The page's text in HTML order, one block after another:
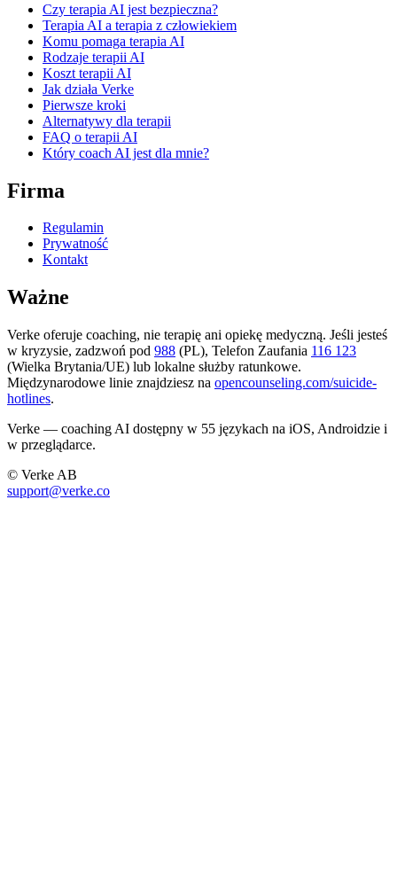
Czy terapia AI jest bezpieczna?
Terapia AI a terapia z człowiekiem
Komu pomaga terapia AI
Rodzaje terapii AI
Koszt terapii AI
Jak działa Verke
Pierwsze kroki
Alternatywy dla terapii
FAQ o terapii AI
Który coach AI jest dla mnie?
Firma
Regulamin
Prywatność
Kontakt
Ważne
Verke oferuje coaching, nie terapię ani opiekę medyczną. Jeśli jesteś
w kryzysie, zadzwoń pod 988 (PL), Telefon Zaufania 116 123
(Wielka Brytania/UE) lub lokalne służby ratunkowe.
Międzynarodowe linie znajdziesz na opencounseling.com/suicide-
hotlines.
Verke — coaching AI dostępny w 55 językach na iOS, Androidzie i
w przeglądarce.
© Verke AB
support@verke.co